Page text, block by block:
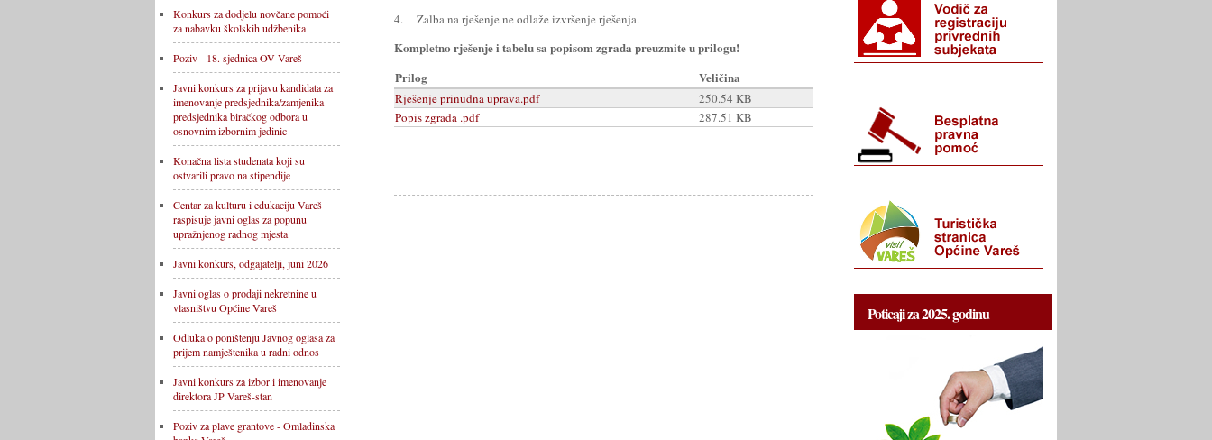
Konkurs za dodjelu novčane pomoći
za nabavku školskih udžbenika
Poziv - 18. sjednica OV Vareš
Javni konkurs za prijavu kandidata za
imenovanje predsjednika/zamjenika
predsjednika biračkog odbora u
osnovnim izbornim jedinic
Konačna lista studenata koji su
ostvarili pravo na stipendije
Centar za kulturu i edukaciju Vareš
raspisuje javni oglas za popunu
upražnjenog radnog mjesta
Javni konkurs, odgajatelji, juni 2026
Javni oglas o prodaji nekretnine u
vlasništvu Općine Vareš
Odluka o poništenju Javnog oglasa za
prijem namještenika u radni odnos
Javni konkurs za izbor i imenovanje
direktora JP Vareš-stan
Poziv za plave grantove - Omladinska
4. Žalba na rješenje ne odlaže izvršenje rješenja.
Kompletno rješenje i tabelu sa popisom zgrada preuzmite u prilogu!
Prilog
Veličina
Rješenje prinudna uprava.pdf
250.54 KB
Popis zgrada .pdf
287.51 KB
Poticaji za 2025. godinu